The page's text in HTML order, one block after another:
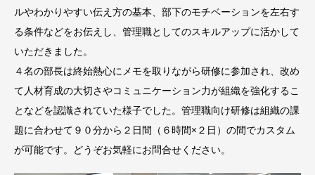
ルやわかりやすい伝え方の基本、部下のモチベーションを左右す
る条件などをお伝えし、管理職としてのスキルアップに活かして
いただきました。
４名の部長は終始熱心にメモを取りながら研修に参加され、改め
て人材育成の大切さやコミュニケーション力が組織を強化するこ
となどを認識されていた様子でした。管理職向け研修は組織の課
題に合わせて９０分から２日間（６時間×２日）の間でカスタム
が可能です。どうぞお気軽にお問合せください。